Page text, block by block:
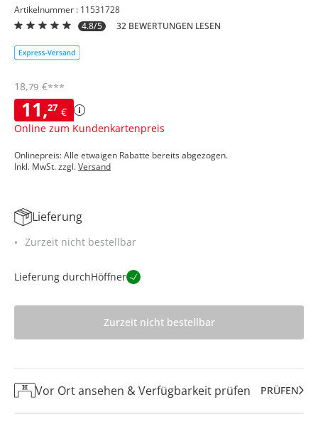
Artikelnummer : 11531728
4.8/5
32 BEWERTUNGEN LESEN
11,27 €
Online zum Kundenkartenpreis
18,79 €***
Onlinepreis: Alle etwaigen Rabatte bereits abgezogen.
Inkl. MwSt. zzgl.Versand
Lieferung
Zurzeit nicht bestellbar
Lieferung durchHöffner
Zurzeit nicht bestellbar
Vor Ort ansehen & Verfügbarkeit prüfen PRÜFEN